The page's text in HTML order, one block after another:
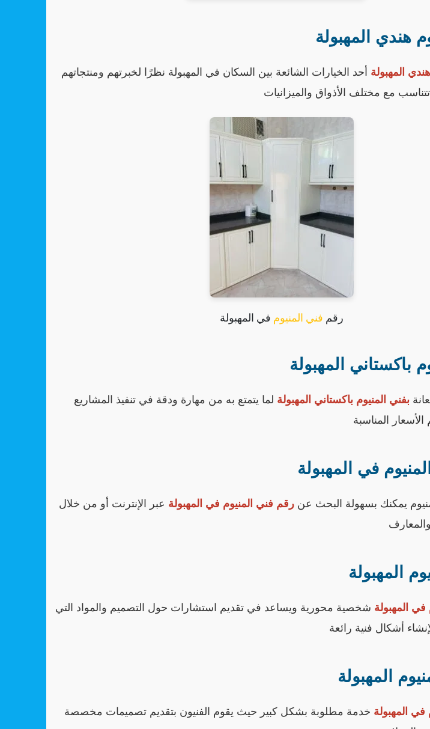
هندي المهبولة
المهبولة أحد الخيارات الشائعة بين السكان في المهبولة نظرًا لخبرتهم ومنتجاتهم
تتناسب مع مختلف الأذواق والميزانيات
رقم فني المنيوم في المهبولة
باكستاني المهبولة
بفني المنيوم باكستاني المهبولة لما يتمتع به من مهارة ودقة في تنفيذ المشاريع
الأسعار المناسبة
في المهبولة
يمكنك بسهولة البحث عن رقم فني المنيوم في المهبولة عبر الإنترنت أو من خلال
المهبولة
في المهبولة شخصية محورية ويساعد في تقديم استشارات حول التصميم والمواد التي
أشكال فنية رائعة
المهبولة
في المهبولة خدمة مطلوبة بشكل كبير حيث يقوم الفنيون بتقديم تصميمات مخصصة